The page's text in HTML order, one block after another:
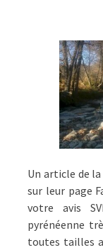
Un article de
sur leur page
votre avis
pyrénéenne
toutes tailles